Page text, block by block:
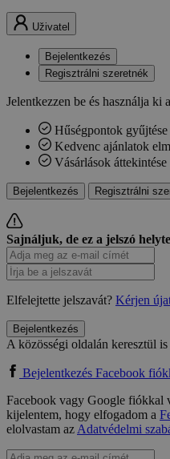
Uživatel
Bejelentkezés
Regisztrálni szeretnék
Jelentkezzen be és használja
Hűségpontok gyűjtése
Kedvenc ajánlatok
Vásárlások áttekintése
Bejelentkezés Regisztrálni
Sajnáljuk, de ez a jelszó
Elfelejtette jelszavát? Kérjen
Bejelentkezés
A közösségi oldalán keresztül
Bejelentkezés Facebook
Facebook vagy Google fiókkal
kijelentem, hogy elfogadom a
elolvastam azAdatvédelmi